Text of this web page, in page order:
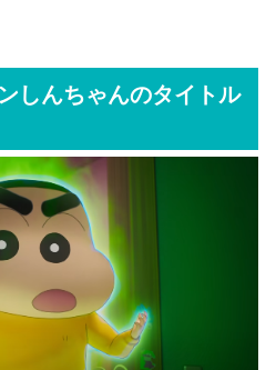
しんちゃんのタイトル